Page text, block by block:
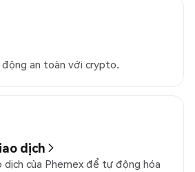
an toàn với crypto.
dịch
dịch của Phemex để tự động hóa